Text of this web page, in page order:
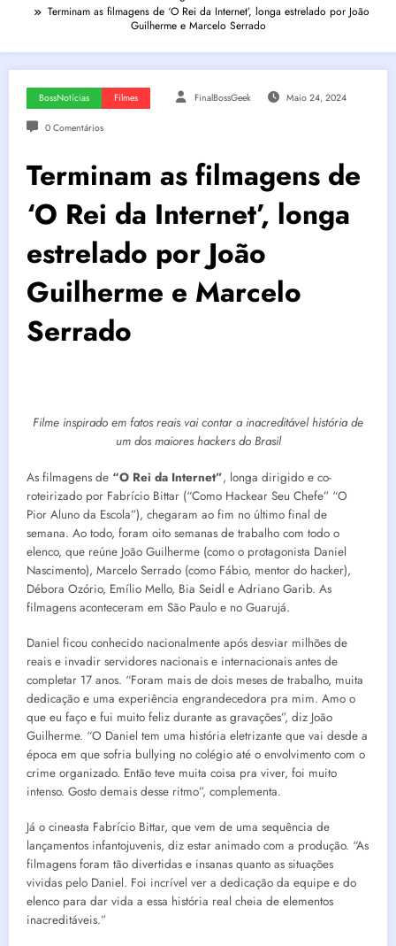
Terminam as filmagens de ‘O Rei da Internet’, longa estrelado por João
Guilherme e Marcelo Serrado
BossNotícias Filmes FinalBossGeek Maio 24, 2024
0 Comentários
Terminam as filmagens de
‘O Rei da Internet’, longa
estrelado por João
Guilherme e Marcelo
Serrado
Filme inspirado em fatos reais vai contar a inacreditável história de
um dos maiores hackers do Brasil
As filmagens de “O Rei da Internet”, longa dirigido e co-
roteirizado por Fabrício Bittar (“Como Hackear Seu Chefe” “O
Pior Aluno da Escola”), chegaram ao fim no último final de
semana. Ao todo, foram oito semanas de trabalho com todo o
elenco, que reúne João Guilherme (como o protagonista Daniel
Nascimento), Marcelo Serrado (como Fábio, mentor do hacker),
Débora Ozório, Emílio Mello, Bia Seidl e Adriano Garib. As
filmagens aconteceram em São Paulo e no Guarujá.
Daniel ficou conhecido nacionalmente após desviar milhões de
reais e invadir servidores nacionais e internacionais antes de
completar 17 anos. “Foram mais de dois meses de trabalho, muita
dedicação e uma experiência engrandecedora pra mim. Amo o
que eu faço e fui muito feliz durante as gravações”, diz João
Guilherme. “O Daniel tem uma história eletrizante que vai desde a
época em que sofria bullying no colégio até o envolvimento com o
crime organizado. Então teve muita coisa pra viver, foi muito
intenso. Gosto demais desse ritmo”, complementa.
Já o cineasta Fabrício Bittar, que vem de uma sequência de
lançamentos infantojuvenis, diz estar animado com a produção. “As
filmagens foram tão divertidas e insanas quanto as situações
vividas pelo Daniel. Foi incrível ver a dedicação da equipe e do
elenco para dar vida a essa história real cheia de elementos
inacreditáveis.”